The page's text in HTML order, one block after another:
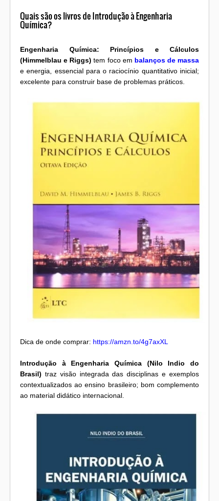
Quais são os livros de Introdução à Engenharia
Química?
Engenharia Química: Princípios e Cálculos
(Himmelblau e Riggs) tem foco em balanços de massa
e energia, essencial para o raciocínio quantitativo inicial;
excelente para construir base de problemas práticos.
Dica de onde comprar: https://amzn.to/4g7axXL
Introdução à Engenharia Química (Nilo Indio do
Brasil) traz visão integrada das disciplinas e exemplos
contextualizados ao ensino brasileiro; bom complemento
ao material didático internacional.